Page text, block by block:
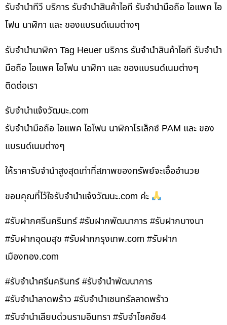
รับจำนำทีวี บริการ รับจำนำสินค้าไอที รับจำนำมือถือ ไอแพค ไอ
โฟน นาฬิกา และ ของแบรนด์เนมต่างๆ
รับจำนำนาฬิกา Tag Heuer บริการ รับจำนำสินค้าไอที รับจำนำ
มือถือ ไอแพค ไอโฟน นาฬิกา และ ของแบรนด์เนมต่างๆ
ติดต่อเรา
รับจํานําแจ้งวัฒนะ.com
รับจำนำมือถือ ไอแพค ไอโฟน นาฬิกาโรเล็กซ์ PAM และ ของ
แบรนด์เนมต่างๆ
ให้ราคารับจำนำสูงสุดเท่าที่สภาพของทรัพย์จะเอื้ออำนวย
ขอบคุณที่ไว้ใจรับจำนำแจ้งวัฒนะ.com ค่ะ
#รับฝากศรีนครินทร์ #รับฝากพัฒนาการ #รับฝากบางนา
#รับฝากอุดมสุข #รับฝากกรุงเทพ.com #รับฝาก
เมืองทอง.com
#รับจำนำศรีนครินทร์ #รับจำนำพัฒนาการ
#รับจำนำลาดพร้าว #รับจำนำเซนทรัลลาดพร้าว
#รับจำนำเลียบด่วนรามอินทรา #รับจำโชคชัย4